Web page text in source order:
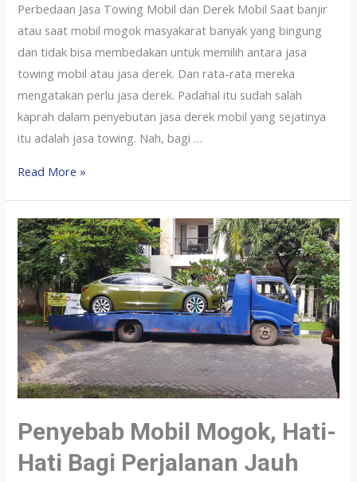
Perbedaan Jasa Towing Mobil dan Derek Mobil Saat banjir
atau saat mobil mogok masyakarat banyak yang bingung
dan tidak bisa membedakan untuk memilih antara jasa
towing mobil atau jasa derek. Dan rata-rata mereka
mengatakan perlu jasa derek. Padahal itu sudah salah
kaprah dalam penyebutan jasa derek mobil yang sejatinya
itu adalah jasa towing. Nah, bagi …
Read More »
Penyebab Mobil Mogok, Hati-
Hati Bagi Perjalanan Jauh